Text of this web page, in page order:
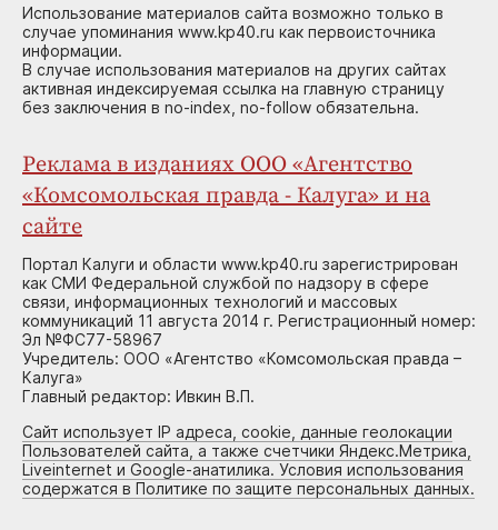
Использование материалов сайта возможно только в
случае упоминания www.kp40.ru как первоисточника
информации.
В случае использования материалов на других сайтах
активная индексируемая ссылка на главную страницу
без заключения в no-index, no-follow обязательна.
Реклама в изданиях ООО «Агентство
«Комсомольская правда - Калуга» и на
сайте
Портал Калуги и области www.kp40.ru зарегистрирован
как СМИ Федеральной службой по надзору в сфере
связи, информационных технологий и массовых
коммуникаций 11 августа 2014 г. Регистрационный номер:
Эл №ФС77-58967
Учредитель: ООО «Агентство «Комсомольская правда –
Калуга»
Главный редактор: Ивкин В.П.
Сайт использует IP адреса, cookie, данные геолокации
Пользователей сайта, а также счетчики Яндекс.Метрика,
Liveinternet и Google-анатилика. Условия использования
содержатся в Политике по защите персональных данных.